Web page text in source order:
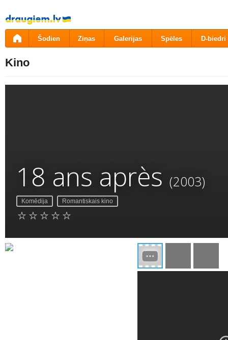
Pāriet
uz
saturu
Šodien Ziņas Galerijas Spēles D-biedri
Kino
18 ans après (2003)
Komēdija Romantiskais kino